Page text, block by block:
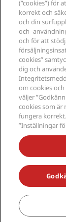
Familjevänliga
Hälsa och
Lediga jobb EHL
The Club by
Ansvarsfullt
Anskaffning
Juridiskt
Radisson
Digital
Uttalande om
Hjälp
Meddelanden
Kontakt
Frågor och svar
Sidkarta
Sociala medier
Radisson
MISSA INTE
© 2026 Radisson
Group, Radisson,
Radisson
Radisson,
som tillhör
(”cookies”) för
korrekt och
och din
och -
och för att
cookies”
dig och
om cookies
väljer
cookies som är
fungera
”Inställningar